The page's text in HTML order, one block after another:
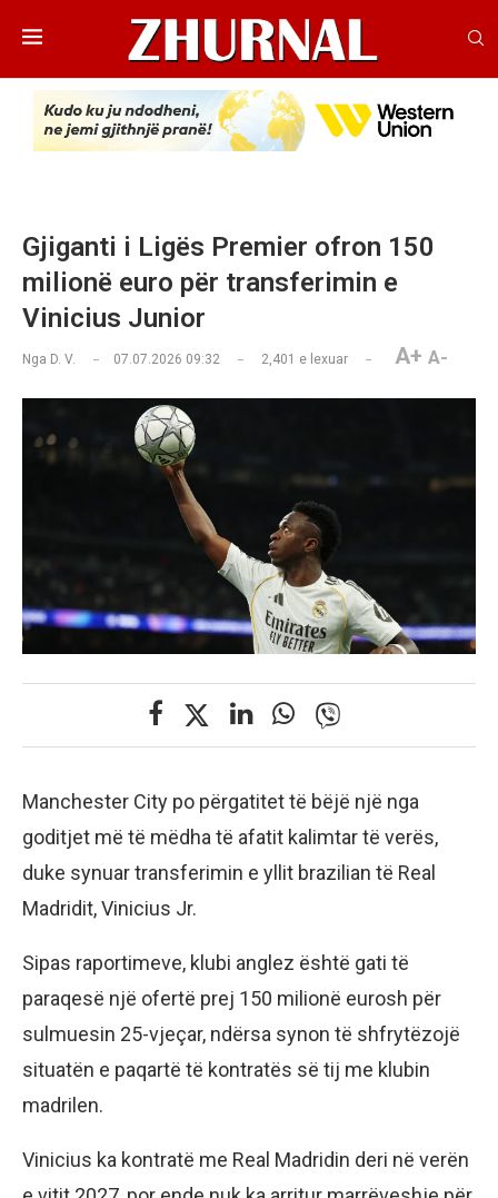
Gjiganti i Ligës Premier ofron 150
milionë euro për transferimin e
Vinicius Junior
Nga D. V. 07.07.2026 09:32 2,401 e lexuar A+ A-
Manchester City po përgatitet të bëjë një nga
goditjet më të mëdha të afatit kalimtar të verës,
duke synuar transferimin e yllit brazilian të Real
Madridit, Vinicius Jr.
Sipas raportimeve, klubi anglez është gati të
paraqesë një ofertë prej 150 milionë eurosh për
sulmuesin 25-vjeçar, ndërsa synon të shfrytëzojë
situatën e paqartë të kontratës së tij me klubin
madrilen.
Vinicius ka kontratë me Real Madridin deri në verën